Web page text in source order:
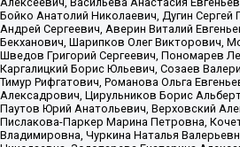
Бойко Анатолий Николаевич, Дугин Сергей
Андрей Сергеевич, Аверин Виталий
Бекханович, Шарипков Олег Викторович,
Шведов Григорий Сергеевич, Пономарев
Каргалицкий Борис Юльевич, Созаев
Тимур Рифгатович, Романова Ольга
Алексадрович, Цирульников Борис
Паутов Юрий Анатольевич, Верховский
Пислакова-Паркер Марина Петровна,
Владимировна, Чуркина Наталья